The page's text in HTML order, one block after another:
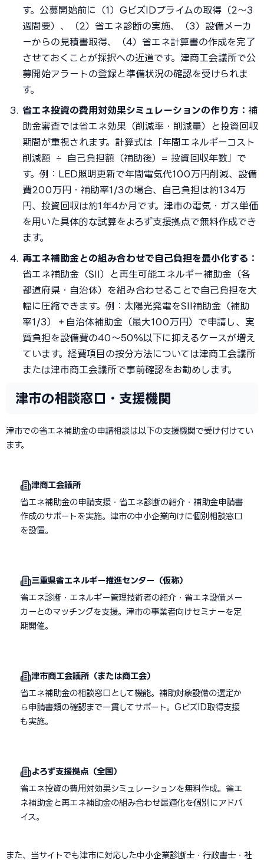
す。公募開始前に（1）GビズIDプライムの取得（2〜3
週間要）、（2）省エネ診断の実施、（3）設備メーカ
ーからの見積書取得、（4）省エネ計算書の作成を完了
させておくことが採択への近道です。津商工会議所で公
募開始アラートの登録と準備状況の確認を受けられま
す。
省エネ投資の費用対効果シミュレーションの作り方： 補
助金審査では省エネ効果（削減率・削減量）と投資回収
期間が重視されます。計算式は「年間エネルギーコスト
削減額 ÷ 自己負担額（補助後）= 投資回収年数」で
す。例：LED照明更新で年間電気代100万円削減、設備
費200万円・補助率1/3の場合、自己負担は約134万
円、投資回収は約1年4か月です。津市の電気・ガス単価
を用いた具体的な試算をよろず支援拠点で無料作成でき
ます。
再エネ補助金との組み合わせで自己負担を最小化する：
省エネ補助金（SII）と再生可能エネルギー補助金（各
都道府県・自治体）を組み合わせることで自己負担を大
幅に圧縮できます。例：太陽光発電をSII補助金（補助
率1/3）＋自治体補助金（最大100万円）で申請し、実
質負担を設備費の40〜50%以下に抑えるケースが増え
ています。経費項目の按分方法については津商工会議所
または津市商工会議所で事前確認をお勧めします。
津市の相談窓口・支援機関
津市での省エネ補助金の申請相談は以下の支援機関で受け付けてい
ます。
津商工会議所
省エネ補助金の申請支援・省エネ診断の紹介・補助金申請書
作成のサポートを実施。津市の中小企業向けに個別相談窓口
を設置。
三重県省エネルギー推進センター（仮称）
省エネ診断・エネルギー管理技術者の紹介・省エネ設備メー
カーとのマッチングを支援。津市の事業者向けセミナーを定
期開催。
津市商工会議所（または商工会）
省エネ補助金の相談窓口として機能。補助対象設備の選定か
ら申請書類の確認まで一貫してサポート。GビズID取得支援
も実施。
よろず支援拠点（全国）
省エネ投資の費用対効果シミュレーションを無料作成。省エ
ネ補助金と再エネ補助金の組み合わせ最適化を個別にアドバ
イス。
また、当サイトでも津市に対応した中小企業診断士・行政書士・社